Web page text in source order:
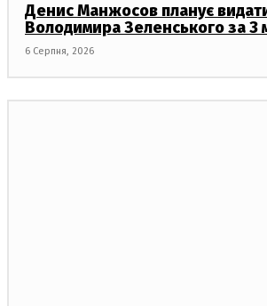
Денис Манжосов планує
Володимира Зеленського за 3
6 Серпня, 2026